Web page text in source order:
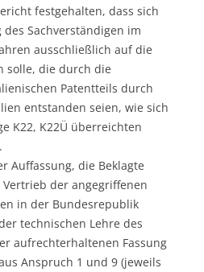
festgehalten, dass sich
Sachverständigen im
ausschließlich auf die
solle, die durch die
Patentteils durch
entstanden seien, wie sich
K22, K22Ü überreichten
Auffassung, die Beklagte
der angegriffenen
in der Bundesrepublik
technischen Lehre des
aufrechterhaltenen Fassung
Anspruch 1 und 9 (jeweils